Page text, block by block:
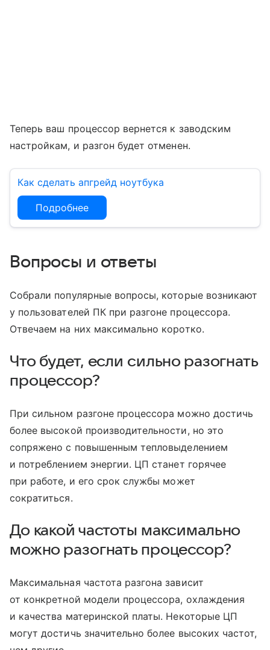
Теперь ваш процессор вернется к заводским
настройкам, и разгон будет отменен.
Как сделать апгрейд ноутбука
Подробнее
Вопросы и ответы
Собрали популярные вопросы, которые возникают
у пользователей ПК при разгоне процессора.
Отвечаем на них максимально коротко.
Что будет, если сильно разогнать
процессор?
При сильном разгоне процессора можно достичь
более высокой производительности, но это
сопряжено с повышенным тепловыделением
и потреблением энергии. ЦП станет горячее
при работе, и его срок службы может
сократиться.
До какой частоты максимально
можно разогнать процессор?
Максимальная частота разгона зависит
от конкретной модели процессора, охлаждения
и качества материнской платы. Некоторые ЦП
могут достичь значительно более высоких частот,